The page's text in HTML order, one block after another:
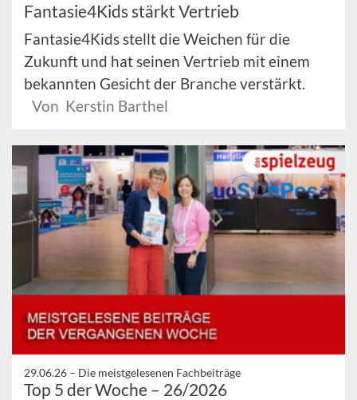
Fantasie4Kids stärkt Vertrieb
Fantasie4Kids stellt die Weichen für die
Zukunft und hat seinen Vertrieb mit einem
bekannten Gesicht der Branche verstärkt.
Von Kerstin Barthel
29.06.26 – Die meistgelesenen Fachbeiträge
Top 5 der Woche – 26/2026